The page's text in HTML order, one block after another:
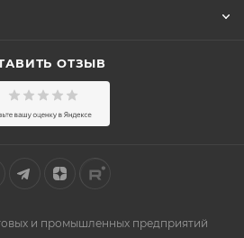
ОТЗЫВ
и промышленных предприятий